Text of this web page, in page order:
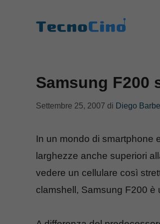
Samsung F200
Settembre 25, 2007 di Diego
In un mondo di smartphone
larghezze anche superiori
vedere un cellulare così
clamshell, Samsung F200